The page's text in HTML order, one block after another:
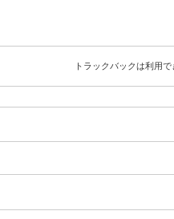
トラックバックは利用で